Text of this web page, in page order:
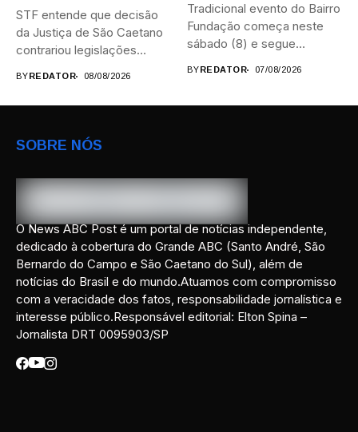
STF entende que decisão
da Justiça de São Caetano
contrariou legislações
BYREDATOR 08/08/2026
Tradicional evento do Bairro
Fundação começa neste
sábado (8) e segue
BYREDATOR 07/08/2026
SOBRE NÓS
O News ABC Post é um portal de notícias independente,
dedicado à cobertura do Grande ABC (Santo André, São
Bernardo do Campo e São Caetano do Sul), além de
notícias do Brasil e do mundo.Atuamos com compromisso
com a veracidade dos fatos, responsabilidade jornalística e
interesse público.Responsável editorial: Elton Spina –
Jornalista DRT 0095903/SP